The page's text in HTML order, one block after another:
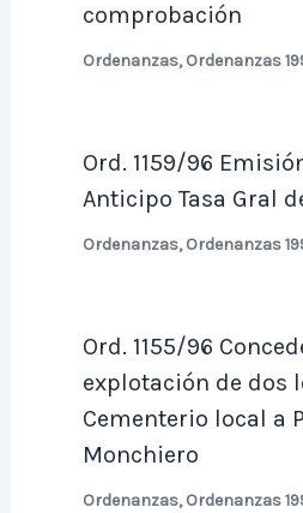
comprobación
Ordenanzas,Ordenanzas
Ord. 1159/96
Anticipo Tasa Gral
Ordenanzas,Ordenanzas
Ord. 1155/96
explotación de dos
Cementerio local a
Monchiero
Ordenanzas,Ordenanzas